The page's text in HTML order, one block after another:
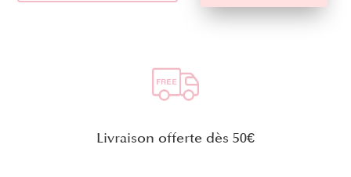
Livraison offerte dès 50€